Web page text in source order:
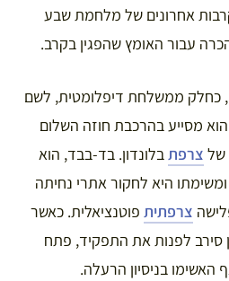
אחרונים של מלחמת שבע
עבור האומץ שהפגין בקרב.
כחלק ממשלחת דיפלומטית, לשם
מסייע בהרכבת חוזה השלום
של צרפתבלונדון. בד-בבד, הוא
היא לחקור אתרי נחיתה
צרפתית פוטנציאלית. כאשר
סירב לפנות את התפקיד, פתח
בניסיון הרעלה.